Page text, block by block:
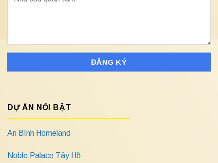
DỰ ÁN NỔI BẬT
An Bình Homeland
Noble Palace Tây Hồ